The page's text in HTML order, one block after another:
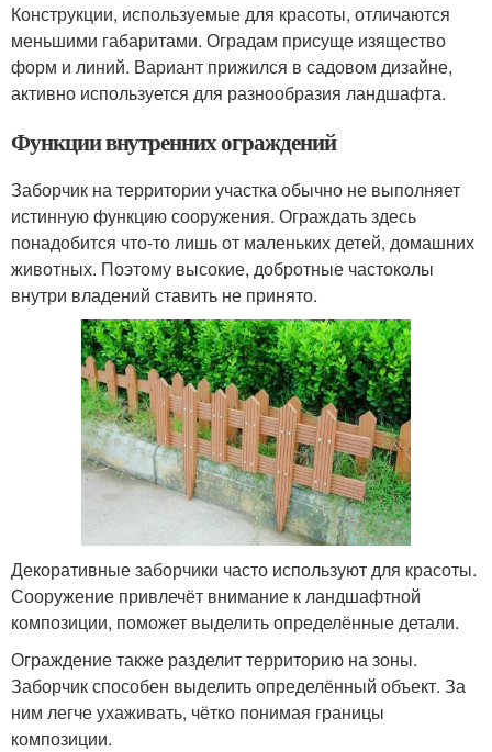
Конструкции, используемые для красоты, отличаются
меньшими габаритами. Оградам присуще изящество
форм и линий. Вариант прижился в садовом дизайне,
активно используется для разнообразия ландшафта.
Функции внутренних ограждений
Заборчик на территории участка обычно не выполняет
истинную функцию сооружения. Ограждать здесь
понадобится что-то лишь от маленьких детей, домашних
животных. Поэтому высокие, добротные частоколы
внутри владений ставить не принято.
Декоративные заборчики часто используют для красоты.
Сооружение привлечёт внимание к ландшафтной
композиции, поможет выделить определённые детали.
Ограждение также разделит территорию на зоны.
Заборчик способен выделить определённый объект. За
ним легче ухаживать, чётко понимая границы
композиции.